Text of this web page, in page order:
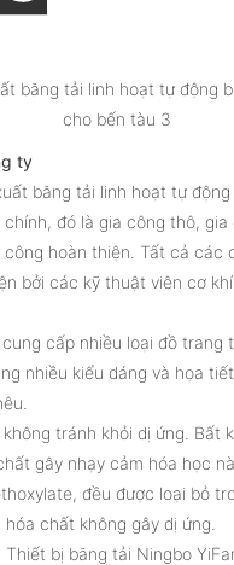
ty
băng tải linh hoạt tự động
đó là gia công thô, gia
công hoàn thiện. Tất cả các
bởi các kỹ thuật viên cơ
cấp nhiều loại đồ trang
nhiều kiểu dáng và họa
tránh khỏi dị ứng. Bất
gây nhạy cảm hóa học
đều được loại bỏ
chất không gây dị ứng.
Thiết bị băng tải Ningbo